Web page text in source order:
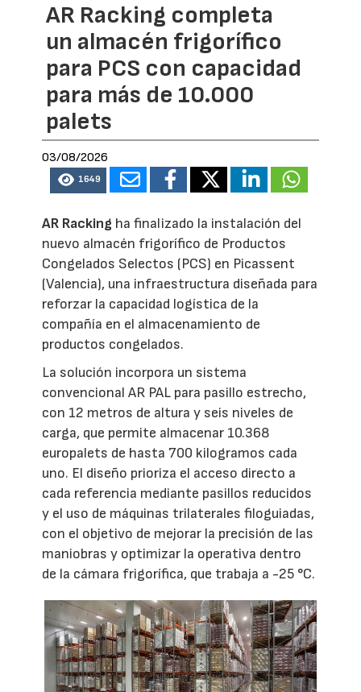
AR Racking completa
un almacén frigorífico
para PCS con capacidad
para más de 10.000
palets
03/08/2026
1649
AR Racking ha finalizado la instalación del
nuevo almacén frigorífico de Productos
Congelados Selectos (PCS) en Picassent
(Valencia), una infraestructura diseñada para
reforzar la capacidad logística de la
compañía en el almacenamiento de
productos congelados.
La solución incorpora un sistema
convencional AR PAL para pasillo estrecho,
con 12 metros de altura y seis niveles de
carga, que permite almacenar 10.368
europalets de hasta 700 kilogramos cada
uno. El diseño prioriza el acceso directo a
cada referencia mediante pasillos reducidos
y el uso de máquinas trilaterales filoguiadas,
con el objetivo de mejorar la precisión de las
maniobras y optimizar la operativa dentro
de la cámara frigorífica, que trabaja a -25 °C.